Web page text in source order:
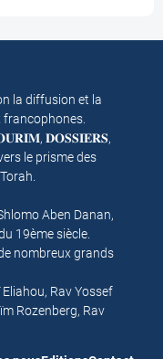
la diffusion et la
𝐃𝐎𝐒𝐒𝐈𝐄𝐑𝐒,
le prisme des
Aben Danan,
19ème siècle.
nombreux grands
Rav Yossef
Rozenberg, Rav